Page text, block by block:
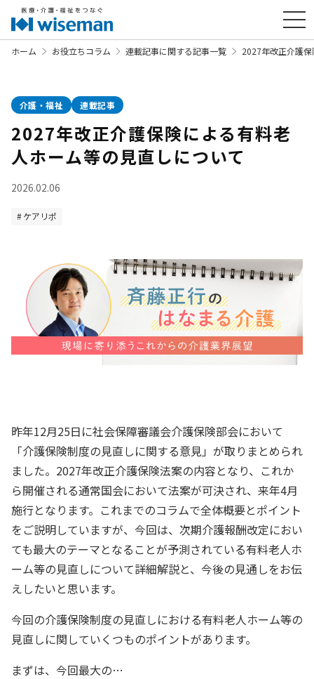
ホーム お役立ちコラム 連載記事に関する記事一覧 2027年改正介護
介護・福祉 連載記事
2027年改正介護保険による有料老
人ホーム等の見直しについて
2026.02.06
ケアリポ
昨年12月25日に社会保障審議会介護保険部会において
「介護保険制度の見直しに関する意見」が取りまとめられ
ました。2027年改正介護保険法案の内容となり、これか
ら開催される通常国会において法案が可決され、来年4月
施行となります。これまでのコラムで全体概要とポイント
をご説明していますが、今回は、次期介護報酬改定におい
ても最大のテーマとなることが予測されている有料老人ホ
ーム等の見直しについて詳細解説と、今後の見通しをお伝
えしたいと思います。
今回の介護保険制度の見直しにおける有料老人ホーム等の
見直しに関していくつものポイントがあります。
まずは、今回最大の…